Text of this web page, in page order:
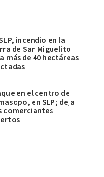
incendio en la
de San Miguelito
más de 40 hectáreas
en el centro de
en SLP; deja
comerciantes